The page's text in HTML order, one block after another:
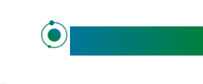
Emploi à Saint-